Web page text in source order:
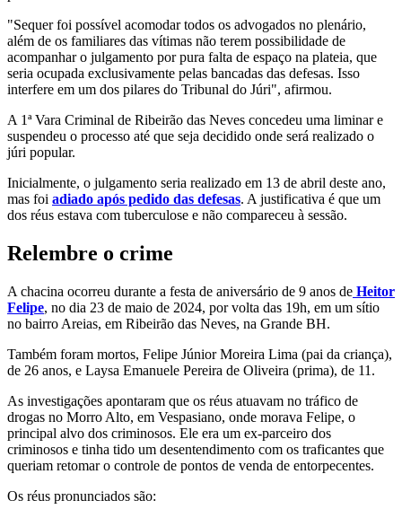
"Sequer foi possível acomodar todos os advogados no plenário,
além de os familiares das vítimas não terem possibilidade de
acompanhar o julgamento por pura falta de espaço na plateia, que
seria ocupada exclusivamente pelas bancadas das defesas. Isso
interfere em um dos pilares do Tribunal do Júri", afirmou.
A 1ª Vara Criminal de Ribeirão das Neves concedeu uma liminar e
suspendeu o processo até que seja decidido onde será realizado o
júri popular.
Inicialmente, o julgamento seria realizado em 13 de abril deste ano,
mas foi adiado após pedido das defesas. A justificativa é que um
dos réus estava com tuberculose e não compareceu à sessão.
Relembre o crime
A chacina ocorreu durante a festa de aniversário de 9 anos de Heitor
Felipe, no dia 23 de maio de 2024, por volta das 19h, em um sítio
no bairro Areias, em Ribeirão das Neves, na Grande BH.
Também foram mortos, Felipe Júnior Moreira Lima (pai da criança),
de 26 anos, e Laysa Emanuele Pereira de Oliveira (prima), de 11.
As investigações apontaram que os réus atuavam no tráfico de
drogas no Morro Alto, em Vespasiano, onde morava Felipe, o
principal alvo dos criminosos. Ele era um ex-parceiro dos
criminosos e tinha tido um desentendimento com os traficantes que
queriam retomar o controle de pontos de venda de entorpecentes.
Os réus pronunciados são: